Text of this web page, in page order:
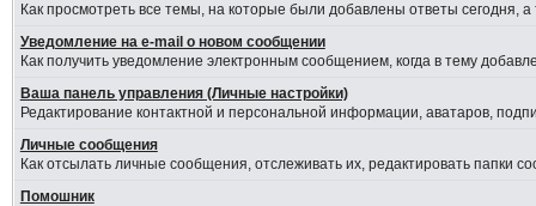
Как просмотреть все темы, на которые были добавлены ответы сегодня,
Уведомление на е-mail о новом сообщении
Как получить уведомление электронным сообщением, когда в тему
Ваша панель управления (Личные настройки)
Редактирование контактной и персональной информации, аватаров,
Личные сообщения
Как отсылать личные сообщения, отслеживать их, редактировать папки
Помошник